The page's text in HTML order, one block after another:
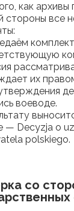
как архивы
стороны все
их
воеводе.
— Decyzja o
polskiego.
со